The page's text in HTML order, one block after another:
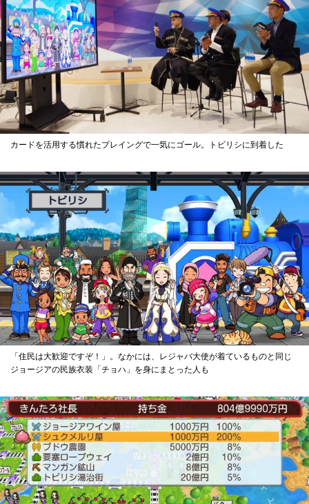
カードを活用する慣れたプレイングで一気にゴール。トビリシに到着した
「住民は大歓迎ですぞ！」。なかには、レジャバ大使が着ているものと同じ
ジョージアの民族衣装「チョハ」を身にまとった人も